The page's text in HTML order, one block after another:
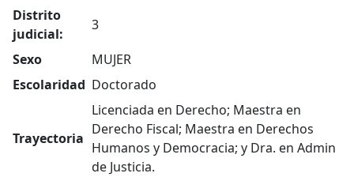
Distrito
judicial:
3
Sexo
MUJER
Escolaridad Doctorado
Trayectoria
Licenciada en Derecho; Maestra en
Derecho Fiscal; Maestra en Derechos
Humanos y Democracia; y Dra. en Admin
de Justicia.